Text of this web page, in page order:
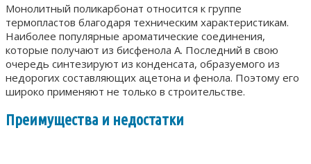
Монолитный поликарбонат относится к группе
термопластов благодаря техническим характеристикам.
Наиболее популярные ароматические соединения,
которые получают из бисфенола А. Последний в свою
очередь синтезируют из конденсата, образуемого из
недорогих составляющих ацетона и фенола. Поэтому его
широко применяют не только в строительстве.
Преимущества и недостатки